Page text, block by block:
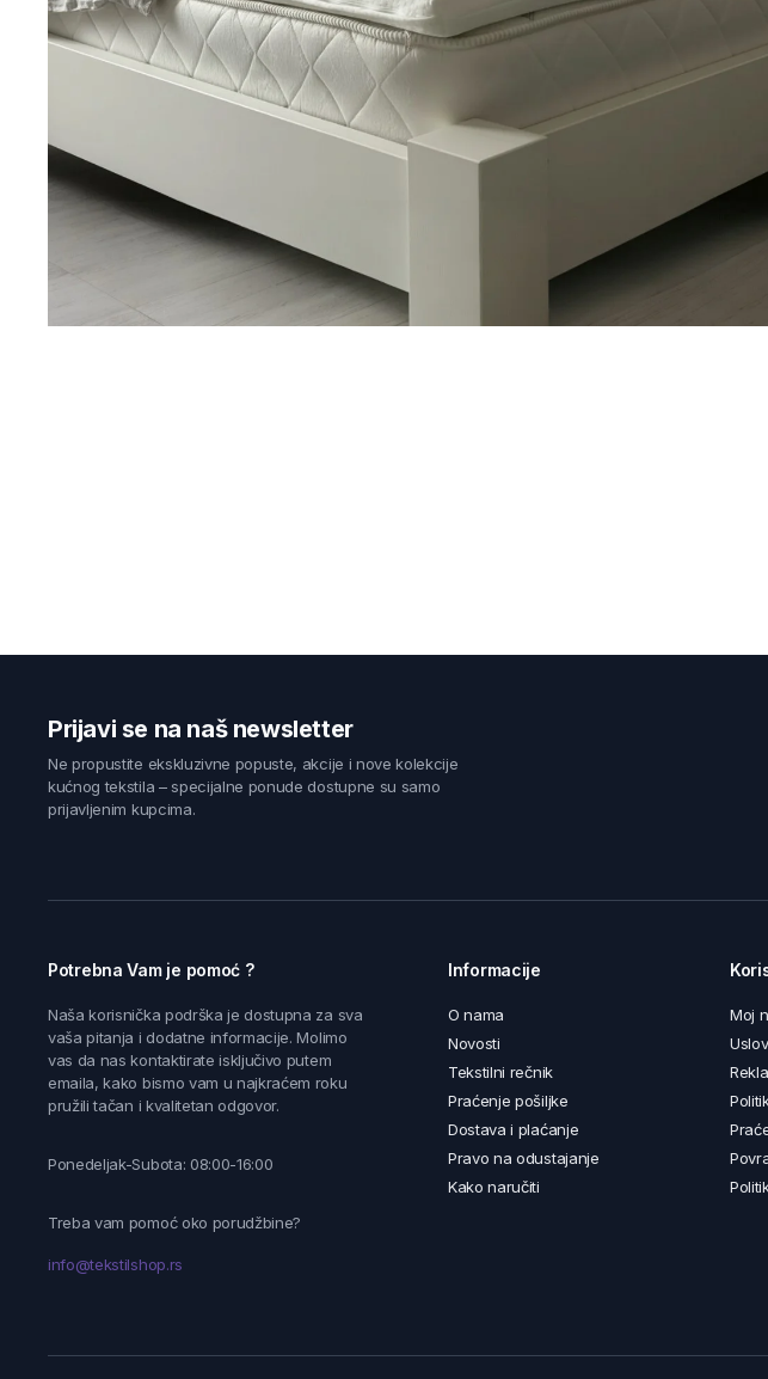
Prijavi se na naš newsletter
Ne propustite ekskluzivne popuste, akcije i nove kolekcije
kućnog tekstila – specijalne ponude dostupne su samo
prijavljenim kupcima.
Potrebna Vam je pomoć ?
Naša korisnička podrška je dostupna za sva
vaša pitanja i dodatne informacije. Molimo
vas da nas kontaktirate isključivo putem
emaila, kako bismo vam u najkraćem roku
pružili tačan i kvalitetan odgovor.
Ponedeljak-Subota: 08:00-16:00
Treba vam pomoć oko porudžbine?
info@tekstilshop.rs
Informacije
O nama
Novosti
Tekstilni rečnik
Praćenje pošiljke
Dostava i plaćanje
Pravo na odustajanje
Kako naručiti
Moj